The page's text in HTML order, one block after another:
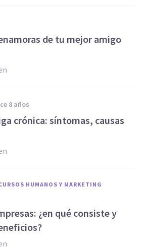
de tu mejor amigo
8 años
crónica: síntomas, causas
HUMANOS Y MARKETING
¿en qué consiste y